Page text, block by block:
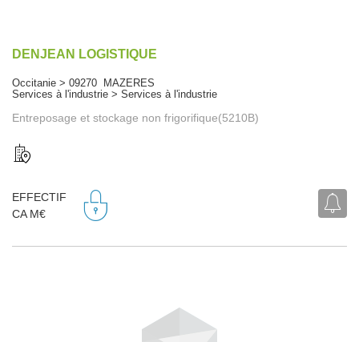
DENJEAN LOGISTIQUE
Occitanie > 09270 MAZERES
Services à l'industrie > Services à l'industrie
Entreposage et stockage non frigorifique(5210B)
EFFECTIF
CA M€